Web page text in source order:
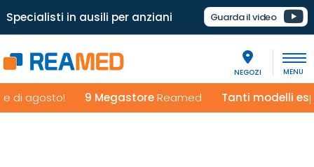
Specialisti in ausili per anziani Guarda il video
NEGOZI
agosto! 9 MegastoreReamed Tanti modelli